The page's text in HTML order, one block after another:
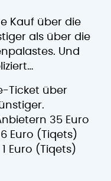
Kauf über die
als über die
Und
Ticket über
35 Euro
Euro (Tiqets)
Euro (Tiqets)